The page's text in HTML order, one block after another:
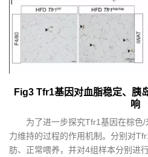
Fig3 Tfr1基因对血脂稳定、胰
响
为了进一步探究Tfr1基因在棕色
力维持的过程的作用机制。分别对
肪、正常喂养，并对4组样本分别进